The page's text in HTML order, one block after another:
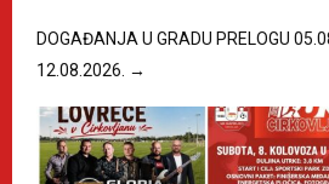
DOGAĐANJA U GRADU PRELOGU
12.08.2026. →